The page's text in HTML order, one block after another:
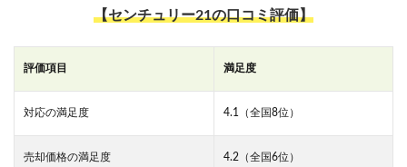
【センチュリー21の口コミ評価】
評価項目 満足度
対応の満足度 4.1（全国8位）
売却価格の満足度 4.2（全国6位）